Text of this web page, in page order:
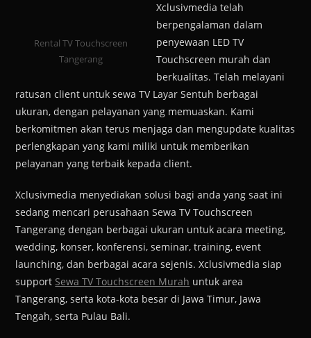
Rental TV Touchscreen
Tangerang
Xclusivmedia telah
berpengalaman dalam
penyewaan LED TV
Touchscreen murah dan
berkualitas. Telah melayani
ratusan client untuk sewa TV Layar Sentuh berbagai
ukuran, dengan pelayanan yang memuaskan. Kami
berkomitmen akan terus menjaga dan mengupdate kualitas
perlengkapan yang kami miliki untuk memberikan
pelayanan yang terbaik kepada client.
Xclusivmedia menyediakan solusi bagi anda yang saat ini
sedang mencari perusahaan Sewa TV Touchscreen
Tangerang dengan berbagai ukuran untuk acara meeting,
wedding, konser, konferensi, seminar, training, event
launching, dan berbagai acara sejenis. Xclusivmedia siap
support Sewa TV Touchscreen Murah untuk area
Tangerang, serta kota-kota besar di Jawa Timur, Jawa
Tengah, serta Pulau Bali.